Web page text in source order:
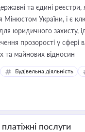
та єдині реєстри,
Мінюстом України, і є
юридичного захисту,
прозорості у сфері
та майнових відносин
Будівельна діяльність
послуги